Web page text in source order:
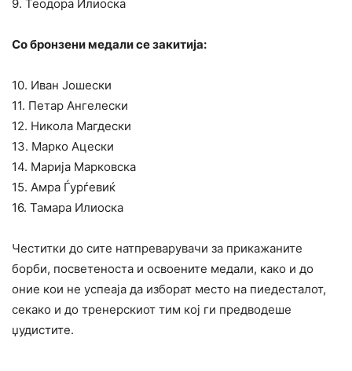
9. Теодора Илиоска
Со бронзени медали се закитија:
10. Иван Јошески
11. Петар Ангелески
12. Никола Магдески
13. Марко Ацески
14. Марија Марковска
15. Амра Ѓурѓевиќ
16. Тамара Илиоска
Честитки до сите натпреварувачи за прикажаните
борби, посветеноста и освоените медали, како и до
оние кои не успеаја да изборат место на пиедесталот,
секако и до тренерскиот тим кој ги предводеше
џудистите.